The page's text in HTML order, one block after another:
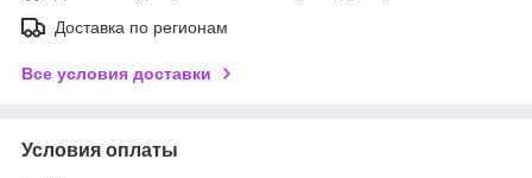
Доставка по регионам
Все условия доставки
Условия оплаты